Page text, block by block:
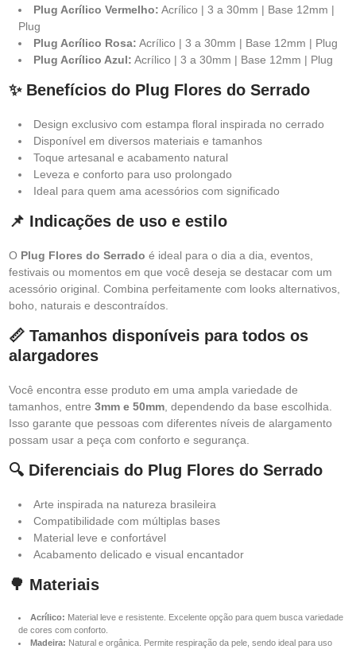
Plug Acrílico Vermelho: Acrílico | 3 a 30mm | Base 12mm |
Plug
Plug Acrílico Rosa: Acrílico | 3 a 30mm | Base 12mm | Plug
Plug Acrílico Azul: Acrílico | 3 a 30mm | Base 12mm | Plug
✨ Benefícios do Plug Flores do Serrado
Design exclusivo com estampa floral inspirada no cerrado
Disponível em diversos materiais e tamanhos
Toque artesanal e acabamento natural
Leveza e conforto para uso prolongado
Ideal para quem ama acessórios com significado
📌 Indicações de uso e estilo
O Plug Flores do Serrado é ideal para o dia a dia, eventos,
festivais ou momentos em que você deseja se destacar com um
acessório original. Combina perfeitamente com looks alternativos,
boho, naturais e descontraídos.
📏 Tamanhos disponíveis para todos os
alargadores
Você encontra esse produto em uma ampla variedade de
tamanhos, entre 3mm e 50mm , dependendo da base escolhida.
Isso garante que pessoas com diferentes níveis de alargamento
possam usar a peça com conforto e segurança.
🔍 Diferenciais do Plug Flores do Serrado
Arte inspirada na natureza brasileira
Compatibilidade com múltiplas bases
Material leve e confortável
Acabamento delicado e visual encantador
🌳 Materiais
Acrílico: Material leve e resistente. Excelente opção para quem busca variedade
de cores com conforto.
Madeira: Natural e orgânica. Permite respiração da pele, sendo ideal para uso